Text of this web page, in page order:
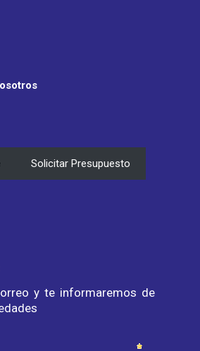
Solicitar Presupuesto
y te informaremos de